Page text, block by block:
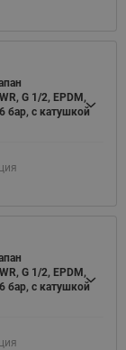
G 1/2, EPDM,
бар, с катушкой
G 1/2, EPDM,
бар, с катушкой